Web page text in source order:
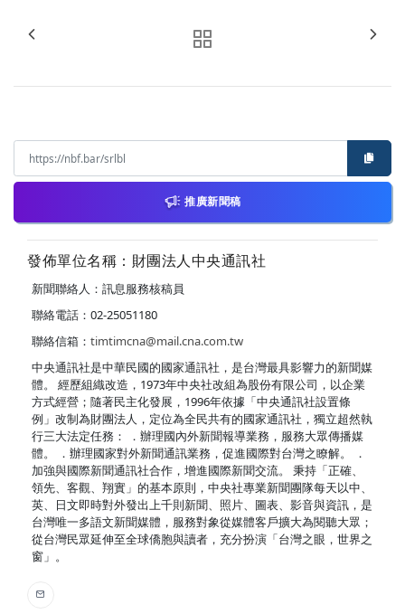
推廣新聞稿
發佈單位名稱：財團法人中央通訊社
新聞聯絡人：訊息服務核稿員
聯絡電話：02-25051180
聯絡信箱： timtimcna@mail.cna.com.tw
中央通訊社是中華民國的國家通訊社，是台灣最具影響力的新聞媒
體。 經歷組織改造，1973年中央社改組為股份有限公司，以企業
方式經營；隨著民主化發展，1996年依據「中央通訊社設置條
例」改制為財團法人，定位為全民共有的國家通訊社，獨立超然執
行三大法定任務： ．辦理國內外新聞報導業務，服務大眾傳播媒
體。 ．辦理國家對外新聞通訊業務，促進國際對台灣之瞭解。 ．
加強與國際新聞通訊社合作，增進國際新聞交流。 秉持「正確、
領先、客觀、翔實」的基本原則，中央社專業新聞團隊每天以中、
英、日文即時對外發出上千則新聞、照片、圖表、影音與資訊，是
台灣唯一多語文新聞媒體，服務對象從媒體客戶擴大為閱聽大眾；
從台灣民眾延伸至全球僑胞與讀者，充分扮演「台灣之眼，世界之
窗」。